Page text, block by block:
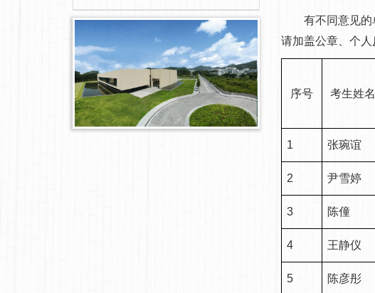
有不同意见的单
请加盖公章、个
序号 考生姓名
1 张琬谊
2 尹雪婷
3 陈僮
4 王静仪
5 陈彦彤